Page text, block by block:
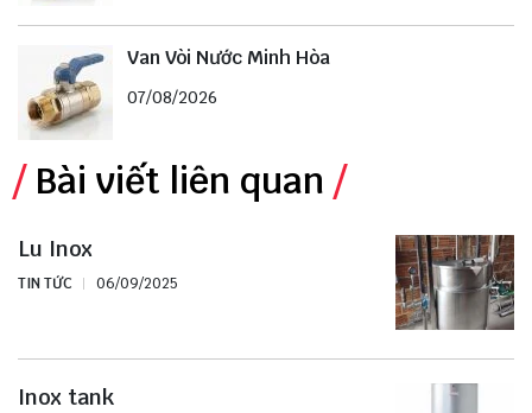
Van Vòi Nước Minh Hòa
07/08/2026
Bài viết liên quan
Lu Inox
TIN TỨC 06/09/2025
Inox tank